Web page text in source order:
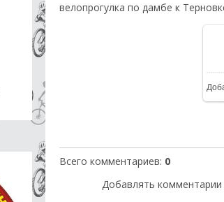
велопрогулка по дамбе к
Всего комментариев: 0
Добавлять комментарии